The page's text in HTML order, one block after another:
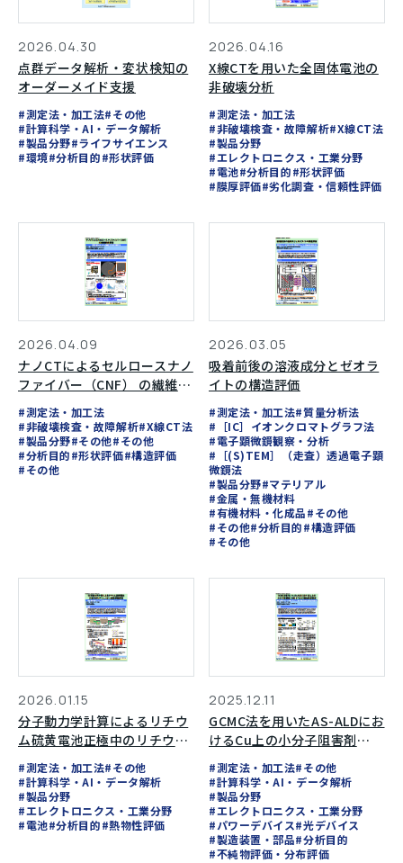
2026.04.30
点群データ解析・変状検知の
オーダーメイド支援
#測定法・加工法#その他
#計算科学・AI・データ解析
#製品分野#ライフサイエンス
#環境#分析目的#形状評価
2026.04.16
X線CTを用いた全固体電池の
非破壊分析
#測定法・加工法
#非破壊検査・故障解析#X線CT法
#製品分野
#エレクトロニクス・工業分野
#電池#分析目的#形状評価
#膜厚評価#劣化調査・信頼性評価
2026.04.09
ナノCTによるセルロースナノ
ファイバー（CNF） の繊維配
向評価
#測定法・加工法
#非破壊検査・故障解析#X線CT法
#製品分野#その他#その他
#分析目的#形状評価#構造評価
#その他
2026.03.05
吸着前後の溶液成分とゼオラ
イトの構造評価
#測定法・加工法#質量分析法
#［IC］イオンクロマトグラフ法
#電子顕微鏡観察・分析
#［(S)TEM］（走査）透過電子顕
微鏡法
#製品分野#マテリアル
#金属・無機材料
#有機材料・化成品#その他
#その他#分析目的#構造評価
#その他
2026.01.15
分子動力学計算によるリチウ
ム硫黄電池正極中のリチウム
イオン拡散挙動評価
#測定法・加工法#その他
#計算科学・AI・データ解析
#製品分野
#エレクトロニクス・工業分野
#電池#分析目的#熱物性評価
2025.12.11
GCMC法を用いたAS-ALDにお
けるCu上の小分子阻害剤
（SMI）とTMAの競合吸着解
析
#測定法・加工法#その他
#計算科学・AI・データ解析
#製品分野
#エレクトロニクス・工業分野
#パワーデバイス#光デバイス
#製造装置・部品#分析目的
#不純物評価・分布評価